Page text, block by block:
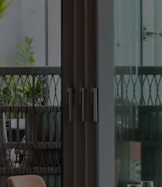
Курорты
Апартаменты с
Отели при аэропорте
Новые и будущие отели
Конференции и
Откройте для себя
Meetings